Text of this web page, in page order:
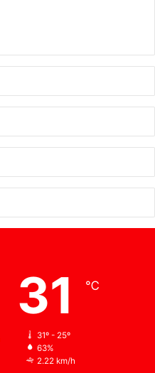
31 ℃
31º - 25º
63%
2.22 km/h